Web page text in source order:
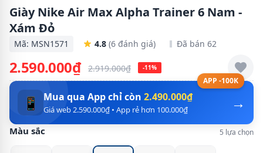
Giày Nike Air Max Alpha Trainer 6 Nam -
Xám Đỏ
Mã: MSN1571 4.8 (6 đánh giá) Đã bán 62
2.590.000₫ 2.919.000₫ -11%
APP -100K
→
📱 Mua qua App chỉ còn 2.490.000₫
Giá web 2.590.000₫ • App rẻ hơn 100.000₫
Màu sắc 5 lựa chọn